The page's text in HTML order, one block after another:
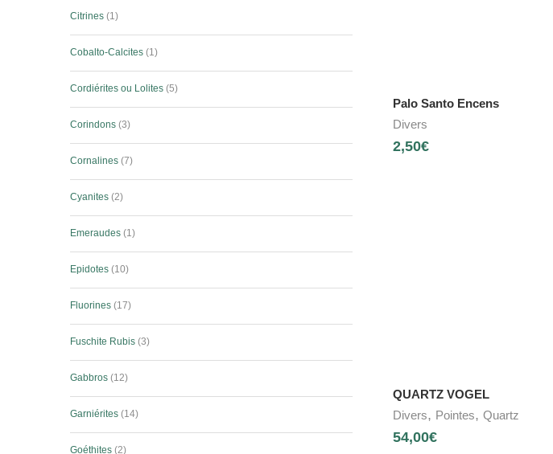
Palo Santo Encens
Divers
2,50€
QUARTZ VOGEL
Divers, Pointes, Quartz
54,00€
Citrines 1
Cobalto-Calcites 1
Cordiérites ou Lolites 5
Corindons 3
Cornalines 7
Cyanites 2
Emeraudes 1
Epidotes 10
Fluorines 17
Fuschite Rubis 3
Gabbros 12
Garniérites 14
Goéthites 2